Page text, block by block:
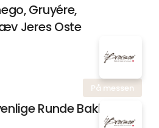
Gruyére,
Jeres Oste
På messen
Runde Bakker